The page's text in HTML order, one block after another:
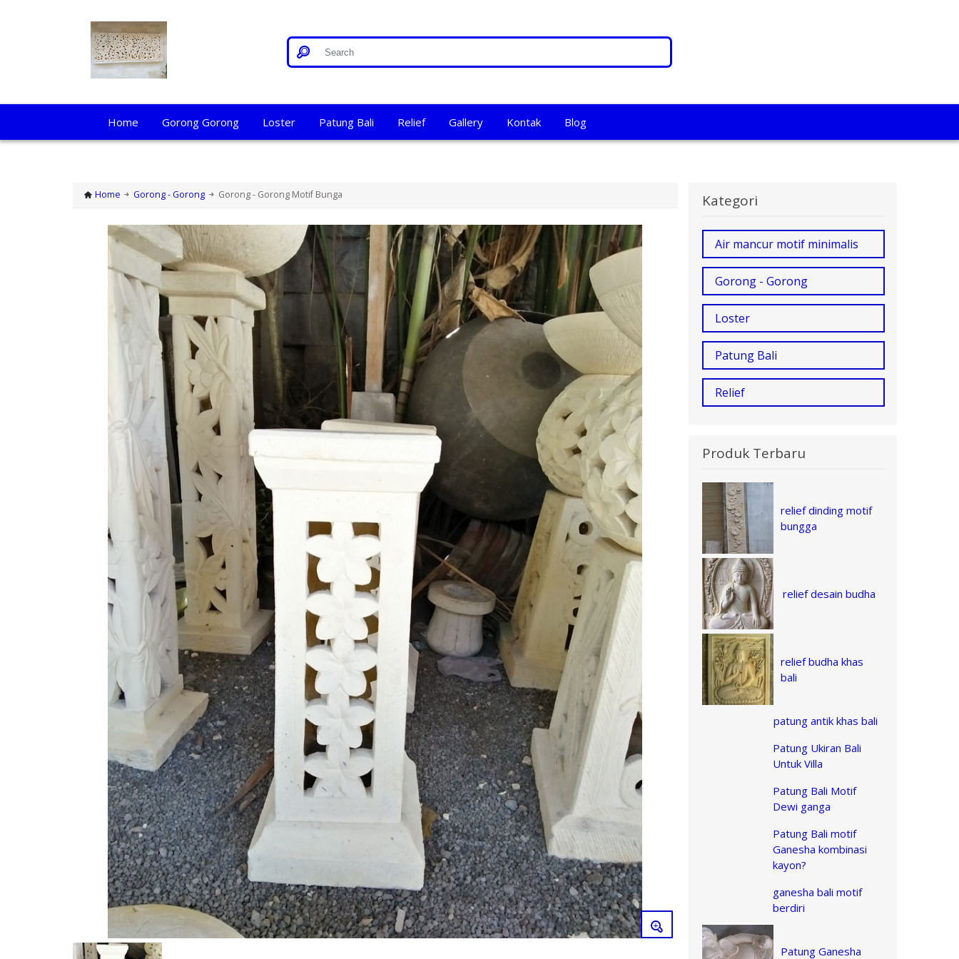
Home Gorong Gorong Loster Patung Bali Relief Gallery Kontak Blog
Home Gorong - Gorong Gorong - Gorong Motif Bunga Kategori
Air mancur motif minimalis
Gorong - Gorong
Loster
Patung Bali
Relief
Produk Terbaru
relief dinding motif
bungga
relief desain budha
relief budha khas
bali
patung antik khas bali
Patung Ukiran Bali
Untuk Villa
Patung Bali Motif
Dewi ganga
Patung Bali motif
Ganesha kombinasi
kayon?
ganesha bali motif
berdiri
Patung Ganesha